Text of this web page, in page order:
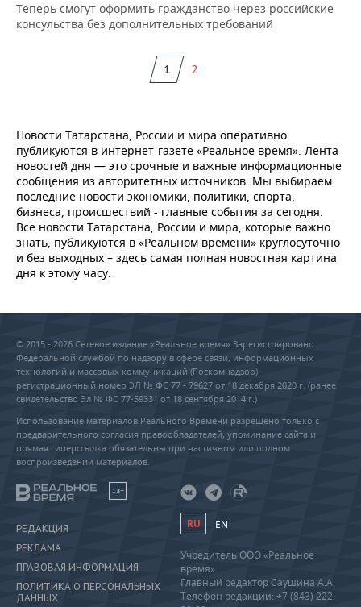
Теперь смогут оформить гражданство через российские
консульства без дополнительных требований
1 2
Новости Татарстана, России и мира оперативно
публикуются в интернет-газете «Реальное время». Лента
новостей дня — это срочные и важные информационные
сообщения из авторитетных источников. Мы выбираем
последние новости экономики, политики, спорта,
бизнеса, происшествий - главные события за сегодня.
Все новости Татарстана, России и мира, которые важно
знать, публикуются в «Реальном времени» круглосуточно
и без выходных – здесь самая полная новостная картина
дня к этому часу.
© 2015 - 2026 Сетевое издание «Реальное время» Зарегистрировано
Федеральной службой по надзору в сфере связи, информационных
технологий и массовых коммуникаций (Роскомнадзор) –
регистрационный номер ЭЛ № ФС 77 - 79627 от 18 декабря 2020 г. (ранее
свидетельство Эл № ФС 77-59331 от 18 сентября 2014 г.)
Использование материалов Реального Времени разрешено только с
предварительного согласия правообладателей, упоминание сайта и
прямая гиперссылка обязательны при частичном или полном
воспроизведении материалов.
18+
РЕДАКЦИЯ
РЕКЛАМА
ПРАВОВАЯ ИНФОРМАЦИЯ
ПОЛИТИКА О ПЕРСОНАЛЬНЫХ
ДАННЫХ
RU EN
Учредитель ООО «Реальное
время»
Главный редактор Саушина А.А.
Телефон редакции: +7 (843) 222-